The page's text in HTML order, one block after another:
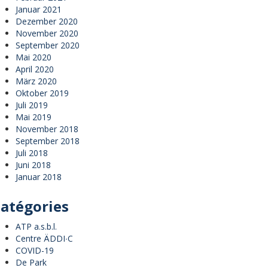
Januar 2021
Dezember 2020
November 2020
September 2020
Mai 2020
April 2020
März 2020
Oktober 2019
Juli 2019
Mai 2019
November 2018
September 2018
Juli 2018
Juni 2018
Januar 2018
ATP a.s.b.l.
Centre ÄDDI∙C
COVID-19
De Park